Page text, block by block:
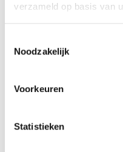
verzameld op basis van
Noodzakelijk
Voorkeuren
Statistieken